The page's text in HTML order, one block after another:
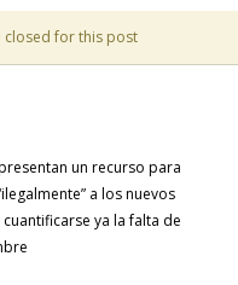
closed for this post
un recurso para
a los nuevos
ya la falta de